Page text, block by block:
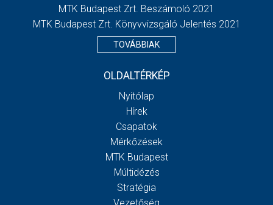
MTK Budapest Zrt. Beszámoló 2021
MTK Budapest Zrt. Könyvvizsgáló Jelentés 2021
TOVÁBBIAK
OLDALTÉRKÉP
Nyitólap
Hírek
Csapatok
Mérkőzések
MTK Budapest
Múltidézés
Stratégia